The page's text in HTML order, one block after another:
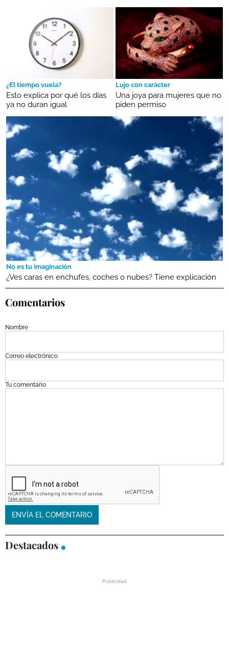
¿El tiempo vuela?
Esto explica por qué los días
ya no duran igual
Lujo con carácter
Una joya para mujeres que no
piden permiso
No es tu imaginación
¿Ves caras en enchufes, coches o nubes? Tiene explicación
Comentarios
Nombre
Correo electrónico
Tu comentario
Destacados